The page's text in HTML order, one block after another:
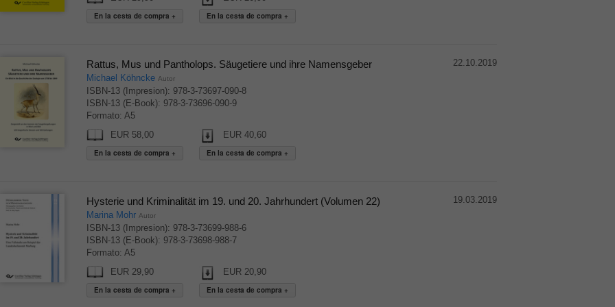
Rattus, Mus und Pantholops. Säugetiere und ihre Namensgeber
Michael Köhncke Autor
ISBN-13 (Impresion): 978-3-73697-090-8
ISBN-13 (E-Book): 978-3-73696-090-9
Formato: A5
EUR 58,00
EUR 40,60
22.10.2019
Hysterie und Kriminalität im 19. und 20. Jahrhundert (Volumen 22)
Marina Mohr Autor
ISBN-13 (Impresion): 978-3-73699-988-6
ISBN-13 (E-Book): 978-3-73698-988-7
Formato: A5
EUR 29,90
EUR 20,90
19.03.2019